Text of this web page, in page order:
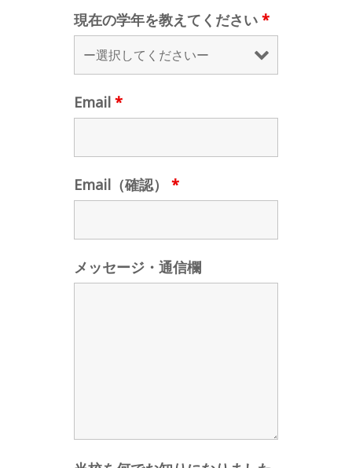
現在の学年を教えてください *
Email *
Email（確認） *
メッセージ・通信欄